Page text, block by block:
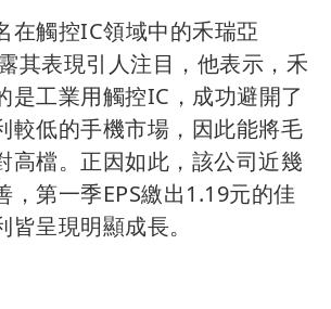
在觸控IC領域中的禾瑞亞
其表現引人注目，他表示，禾
是工業用觸控IC，成功避開了
較低的手機市場，因此能將毛
高檔。正因如此，該公司近幾
，第一季EPS繳出1.19元的佳
呈現明顯成長。